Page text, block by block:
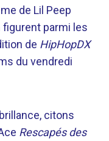
de Lil Peep
parmi les
de HipHopDX
du vendredi
citons
Rescapés des